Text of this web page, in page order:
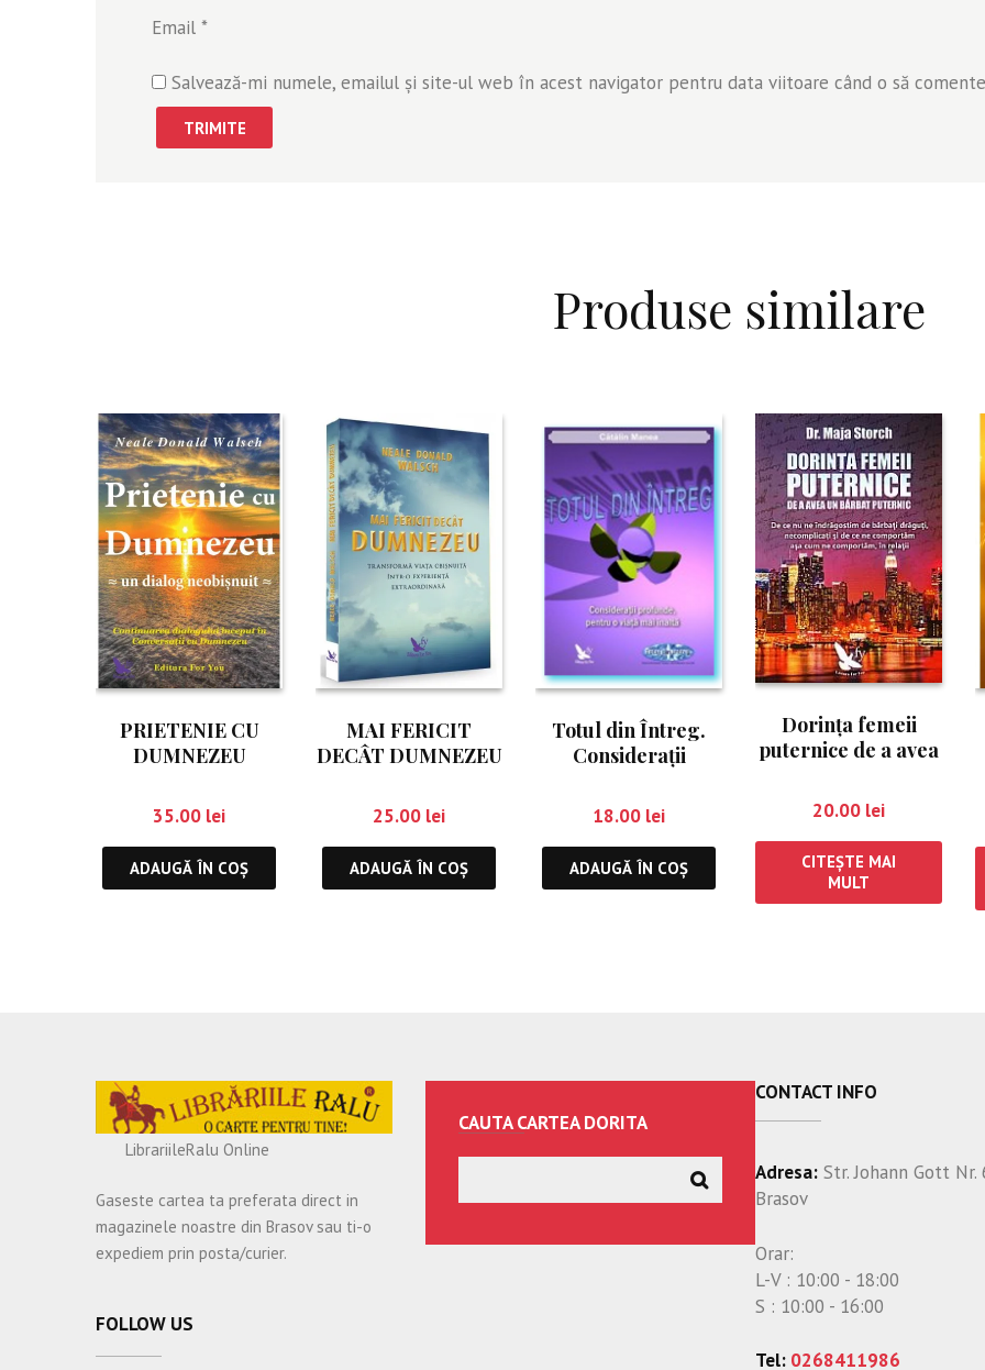
Email *
Salvează-mi numele, emailul și site-ul web în acest navigator pentru data viitoare când o să
Produse similare
PRIETENIE CU
DUMNEZEU
35.00 lei
ADAUGĂ ÎN COȘ
MAI FERICIT
DECÂT DUMNEZEU
25.00 lei
ADAUGĂ ÎN COȘ
Totul din Întreg.
Consideraţii
viaţă mai înaltă
18.00 lei
ADAUGĂ ÎN COȘ
Dorinţa femeii
puternice de a avea
20.00 lei
CITEȘTE MAI
MULT
LibrariileRalu Online
Gaseste cartea ta preferata direct in
magazinele noastre din Brasov sau ti-o
expediem prin posta/curier.
FOLLOW US
CAUTA CARTEA DORITA
CONTACT INFO
Adresa: Str. Johann Gott Nr.
Brasov
Orar:
L-V : 10:00 - 18:00
S : 10:00 - 16:00
Tel: 0268411986